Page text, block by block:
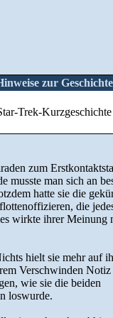
zur
Trek-Kurzgeschichte
zum
musste man sich an
hatte sie die
die
wirkte ihrer Meinung
hielt sie mehr auf
Verschwinden Notiz
wie sie die beiden
loswurde.